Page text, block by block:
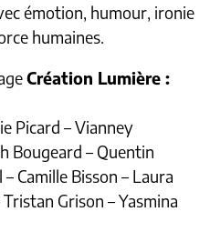
émotion, humour, ironie
humaines.
Création Lumière :
Picard – Vianney
Bougeard – Quentin
Camille Bisson – Laura
Grison – Yasmina